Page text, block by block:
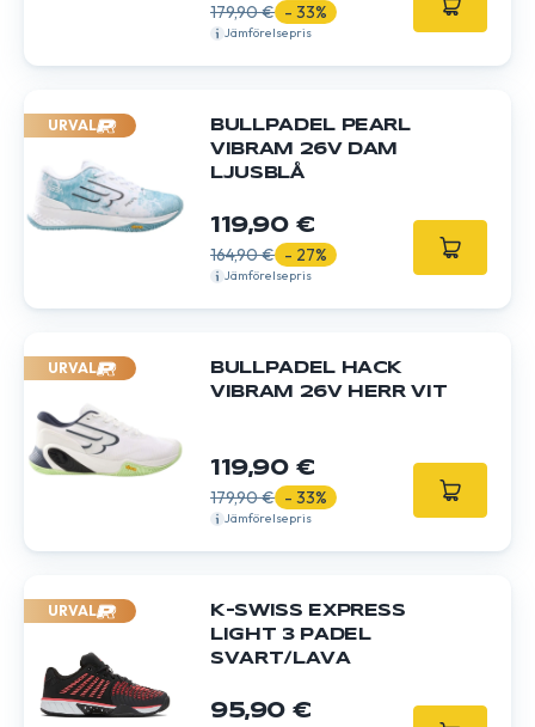
179,90 € - 33%
Jämförelsepris
URVAL
BULLPADEL PEARL
VIBRAM 26V DAM
LJUSBLÅ
119,90 €
164,90 € - 27%
Jämförelsepris
URVAL
BULLPADEL HACK
VIBRAM 26V HERR VIT
119,90 €
179,90 € - 33%
Jämförelsepris
URVAL
K-SWISS EXPRESS
LIGHT 3 PADEL
SVART/LAVA
95,90 €